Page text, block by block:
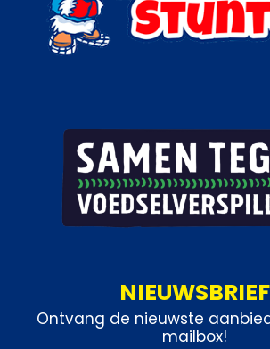
NIEUWSBRIEF
Ontvang de nieuwste
mailbox!